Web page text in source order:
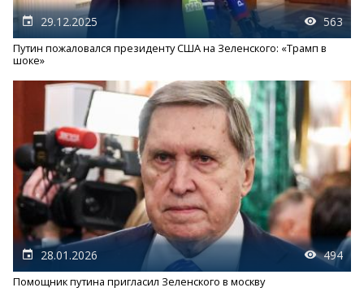
29.12.2025 563
Путин пожаловался президенту США на Зеленского: «Трамп в
шоке»
28.01.2026 494
Помощник путина пригласил Зеленского в москву